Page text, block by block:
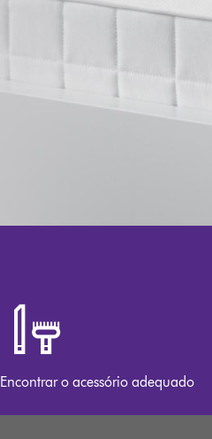
Encontrar o acessório adequado